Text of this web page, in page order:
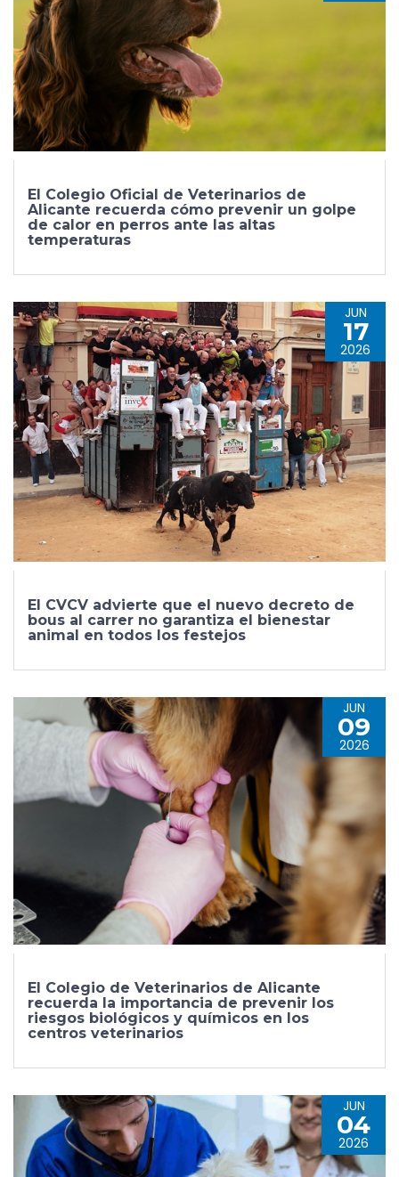
El Colegio Oficial de Veterinarios de
Alicante recuerda cómo prevenir un golpe
de calor en perros ante las altas
temperaturas
JUN
17
2026
El CVCV advierte que el nuevo decreto de
bous al carrer no garantiza el bienestar
animal en todos los festejos
JUN
09
2026
El Colegio de Veterinarios de Alicante
recuerda la importancia de prevenir los
riesgos biológicos y químicos en los
centros veterinarios
JUN
04
2026